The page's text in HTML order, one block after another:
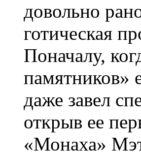
довольно
готическая
Поначалу,
памятников»
даже завел
открыв ее
«Монаха»